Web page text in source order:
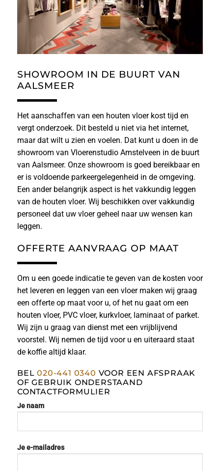
SHOWROOM IN DE BUURT VAN
AALSMEER
Het aanschaffen van een houten vloer kost tijd en
vergt onderzoek. Dit besteld u niet via het internet,
maar dat wilt u zien en voelen. Dat kunt u doen in de
showroom van Vloerenstudio Amstelveen in de buurt
van Aalsmeer. Onze showroom is goed bereikbaar en
er is voldoende parkeergelegenheid in de omgeving.
Een ander belangrijk aspect is het vakkundig leggen
van de houten vloer. Wij beschikken over vakkundig
personeel dat uw vloer geheel naar uw wensen kan
leggen.
OFFERTE AANVRAAG OP MAAT
Om u een goede indicatie te geven van de kosten voor
het leveren en leggen van een vloer maken wij graag
een offerte op maat voor u, of het nu gaat om een
houten vloer, PVC vloer, kurkvloer, laminaat of parket.
Wij zijn u graag van dienst met een vrijblijvend
voorstel. Wij nemen de tijd voor u en uiteraard staat
de koffie altijd klaar.
BEL020-441 0340 VOOR EEN AFSPRAAK
OF GEBRUIK ONDERSTAAND
CONTACTFORMULIER
Je naam
Je e-mailadres